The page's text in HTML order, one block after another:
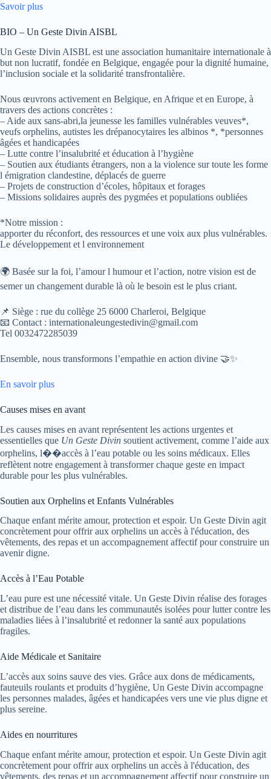
Savoir plus
BIO – Un Geste Divin AISBL
Un Geste Divin AISBL est une association humanitaire internationale à
but non lucratif, fondée en Belgique, engagée pour la dignité humaine,
l’inclusion sociale et la solidarité transfrontalière.
Nous œuvrons activement en Belgique, en Afrique et en Europe, à
travers des actions concrètes :
– Aide aux sans-abri,la jeunesse les familles vulnérables veuves*,
veufs orphelins, autistes les drépanocytaires les albinos *, *personnes
âgées et handicapées
– Lutte contre l’insalubrité et éducation à l’hygiène
– Soutien aux étudiants étrangers, non a la violence sur toute les forme
l émigration clandestine, déplacés de guerre
– Projets de construction d’écoles, hôpitaux et forages
– Missions solidaires auprès des pygmées et populations oubliées
*Notre mission :
apporter du réconfort, des ressources et une voix aux plus vulnérables.
Le développement et l environnement
🌍 Basée sur la foi, l’amour l humour et l’action, notre vision est de
semer un changement durable là où le besoin est le plus criant.
📌 Siège : rue du collège 25 6000 Charleroi, Belgique
📧 Contact : internationaleungestedivin@gmail.com
Tel 0032472285039
Ensemble, nous transformons l’empathie en action divine 🤝✨
En savoir plus
Causes mises en avant
Les causes mises en avant représentent les actions urgentes et
essentielles que Un Geste Divin soutient activement, comme l’aide aux
orphelins, l��accès à l’eau potable ou les soins médicaux. Elles
reflètent notre engagement à transformer chaque geste en impact
durable pour les plus vulnérables.
Soutien aux Orphelins et Enfants Vulnérables
Chaque enfant mérite amour, protection et espoir. Un Geste Divin agit
concrètement pour offrir aux orphelins un accès à l'éducation, des
vêtements, des repas et un accompagnement affectif pour construire un
avenir digne.
Accès à l’Eau Potable
L’eau pure est une nécessité vitale. Un Geste Divin réalise des forages
et distribue de l’eau dans les communautés isolées pour lutter contre les
maladies liées à l’insalubrité et redonner la santé aux populations
fragiles.
Aide Médicale et Sanitaire
L’accès aux soins sauve des vies. Grâce aux dons de médicaments,
fauteuils roulants et produits d’hygiène, Un Geste Divin accompagne
les personnes malades, âgées et handicapées vers une vie plus digne et
plus sereine.
Aides en nourritures
Chaque enfant mérite amour, protection et espoir. Un Geste Divin agit
concrètement pour offrir aux orphelins un accès à l'éducation, des
vêtements, des repas et un accompagnement affectif pour construire un